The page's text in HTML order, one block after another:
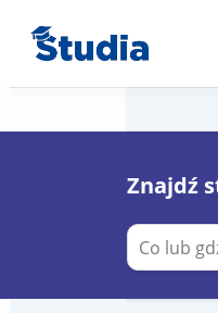
Znajdź